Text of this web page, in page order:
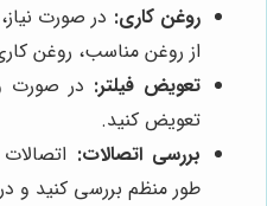
روغن کاری: در صورت
از روغن مناسب، روغن
تعویض فیلتر: در صورت
تعویض کنید.
بررسی اتصالات:
طور منظم بررسی کنید و